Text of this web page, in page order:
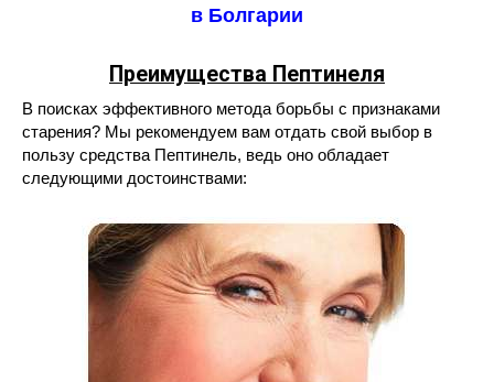
в Болгарии
Преимущества Пептинеля
В поисках эффективного метода борьбы с признаками
старения? Мы рекомендуем вам отдать свой выбор в
пользу средства Пептинель, ведь оно обладает
следующими достоинствами: